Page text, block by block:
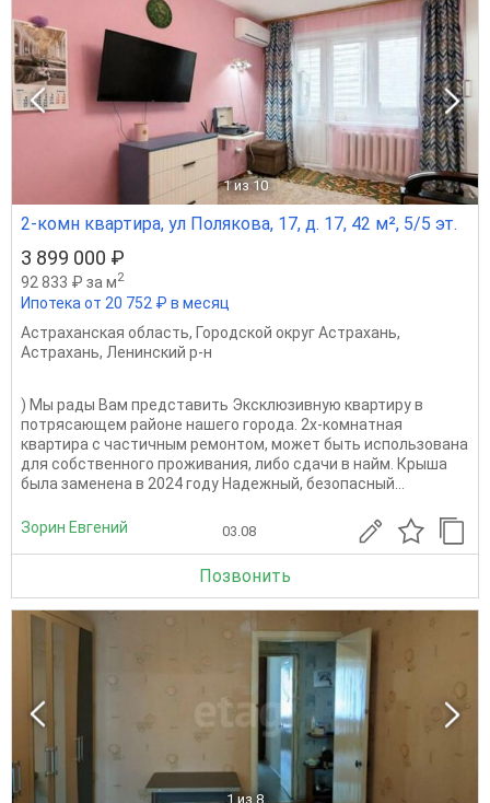
1 из 10
2-комн квартира, ул Полякова, 17, д. 17, 42 м², 5/5 эт.
3 899 000 ₽
92 833 ₽ за м2
Ипотека от 20 752 ₽ в месяц
Астраханская область, Городской округ Астрахань,
Астрахань, Ленинский р-н
) Мы рады Вам представить Эксклюзивную квартиру в
потрясающем районе нашего города. 2х-комнатная
квартира с частичным ремонтом, может быть использована
для собственного проживания, либо сдачи в найм. Крыша
была заменена в 2024 году Надежный, безопасный...
Зорин Евгений 03.08
Позвонить
1 из 8